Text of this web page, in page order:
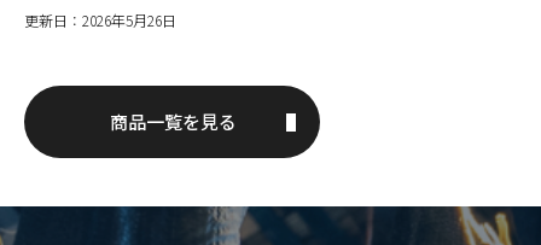
更新日：2026年5月26日
商品一覧を見る